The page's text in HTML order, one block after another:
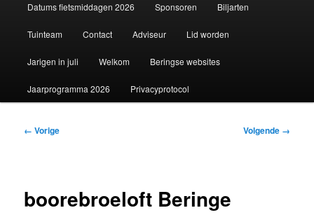
Datums fietsmiddagen 2026 Sponsoren Biljarten
Tuinteam Contact Adviseur Lid worden
Jarigen in juli Welkom Beringse websites
Jaarprogramma 2026 Privacyprotocol
Afbeeldingsnavigatie
← Vorige Volgende →
boorebroeloft Beringe